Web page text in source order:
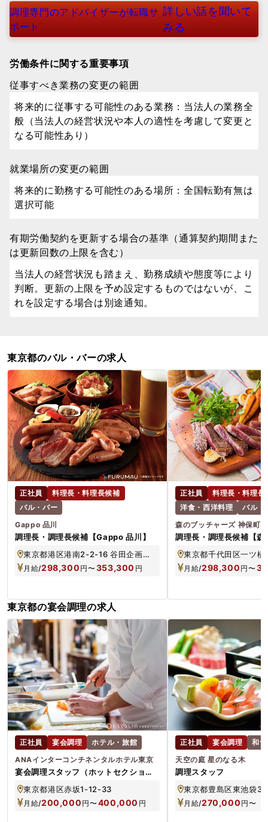
調理専門のアドバイザーが転職サ
ポート
詳しい話を聞いて
みる
労働条件に関する重要事項
従事すべき業務の変更の範囲
将来的に従事する可能性のある業務：当法人の業務全
般（当法人の経営状況や本人の適性を考慮して変更と
なる可能性あり）
就業場所の変更の範囲
将来的に勤務する可能性のある場所：全国転勤有無は
選択可能
有期労働契約を更新する場合の基準（通算契約期間また
は更新回数の上限を含む）
当法人の経営状況も踏まえ、勤務成績や態度等により
判断。更新の上限を予め設定するものではないが、こ
れを設定する場合は別途通知。
東京都のバル・バーの求人
正社員
料理長・料理長候補
バル・バー
Gappo 品川
調理長・調理長候補【Gappo 品川】
東京都港区港南2-2-16 谷田企画第一ビル 2F
月給/298,300 円〜353,300 円
正社員
料理長・料理長
洋食・西洋料理
バル・
森のブッチャーズ 神保町
調理長・調理長候補【森
ズ 神保町】
東京都千代田区一ツ
月給/298,300 円〜
東京都の宴会調理の求人
正社員 宴会調理
ホテル・旅館
ANAインターコンチネンタルホテル東京
宴会調理スタッフ（ホットセクショ
ン）
東京都港区赤坂1-12-33
月給/200,000 円〜400,000 円
正社員 宴会調理
和食
天空の庭 星のなる木
調理スタッフ
月給/270,000 円〜